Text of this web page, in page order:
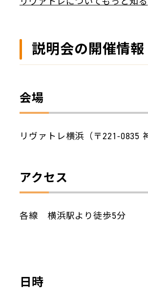
説明会の開催情報
会場
リヴァトレ横浜（〒221-0835
アクセス
各線 横浜駅より徒歩5分
日時